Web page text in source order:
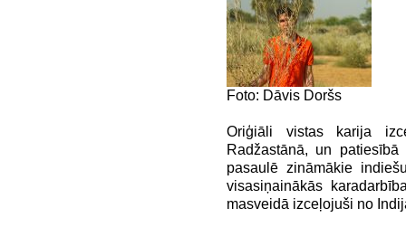
Foto: Dāvis Doršs
Oriģiāli vistas karija
Radžastānā, un
pasaulē zināmākie
visasiņainākās
masveidā izceļojuši no